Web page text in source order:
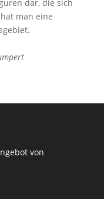
dar, die sich
man eine
von